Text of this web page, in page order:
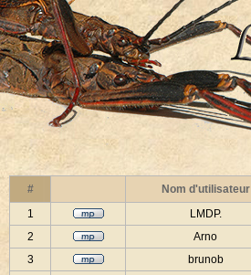
# Nom d'utilisateur
1
LMDP.
2
Arno
3
brunob